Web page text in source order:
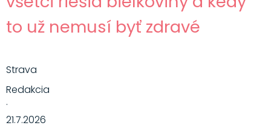
to už nemusí byť zdravé
Strava
Redakcia
·
21.7.2026